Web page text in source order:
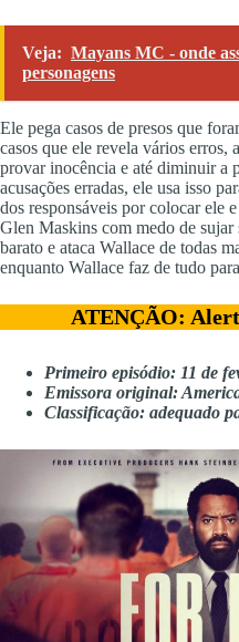
Veja: Mayans MC - onde
personagens
Ele pega casos de presos que
casos que ele revela vários erros,
provar inocência e até diminuir a
acusações erradas, ele usa isso
dos responsáveis por colocar ele
Glen Maskins com medo de sujar
barato e ataca Wallace de todas
enquanto Wallace faz de tudo
ATENÇÃO:
Primeiro episódio: 11 de
Emissora original:
Classificação: adequado